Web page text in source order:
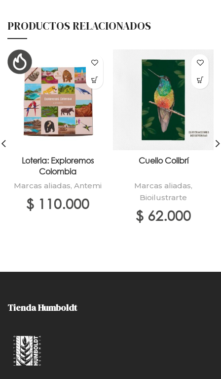
PRODUCTOS RELACIONADOS
Loteria: Exploremos
Colombia
Marcas aliadas, Antemi
$ 110.000
Cuello Colibrí
Marcas aliadas,
Bioilustrarte
$ 62.000
Tienda Humboldt